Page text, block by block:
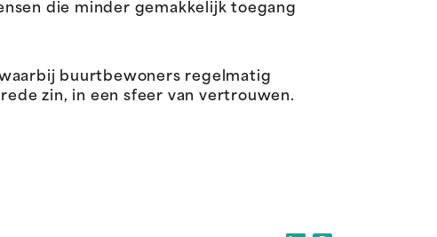
die minder gemakkelijk toegang
buurtbewoners regelmatig
zin, in een sfeer van vertrouwen.